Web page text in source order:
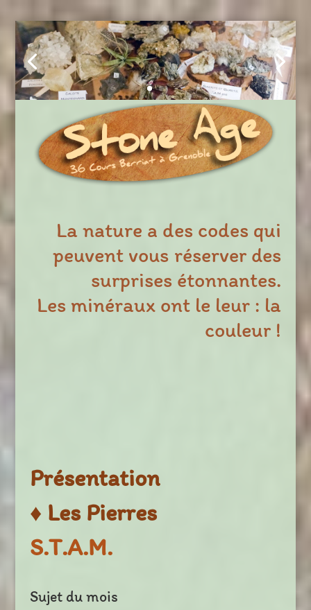
La nature a des codes qui
peuvent vous réserver des
surprises étonnantes.
Les minéraux ont le leur : la
couleur !
Présentation
♦ Les Pierres
S.T.A.M.
Sujet du mois